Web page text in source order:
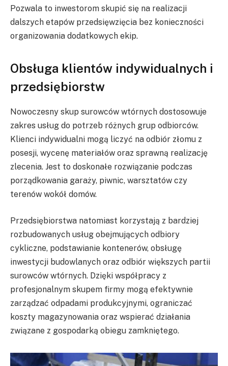
Pozwala to inwestorom skupić się na realizacji
dalszych etapów przedsięwzięcia bez konieczności
organizowania dodatkowych ekip.
Obsługa klientów indywidualnych i
przedsiębiorstw
Nowoczesny skup surowców wtórnych dostosowuje
zakres usług do potrzeb różnych grup odbiorców.
Klienci indywidualni mogą liczyć na odbiór złomu z
posesji, wycenę materiałów oraz sprawną realizację
zlecenia. Jest to doskonałe rozwiązanie podczas
porządkowania garaży, piwnic, warsztatów czy
terenów wokół domów.
Przedsiębiorstwa natomiast korzystają z bardziej
rozbudowanych usług obejmujących odbiory
cykliczne, podstawianie kontenerów, obsługę
inwestycji budowlanych oraz odbiór większych partii
surowców wtórnych. Dzięki współpracy z
profesjonalnym skupem firmy mogą efektywnie
zarządzać odpadami produkcyjnymi, ograniczać
koszty magazynowania oraz wspierać działania
związane z gospodarką obiegu zamkniętego.